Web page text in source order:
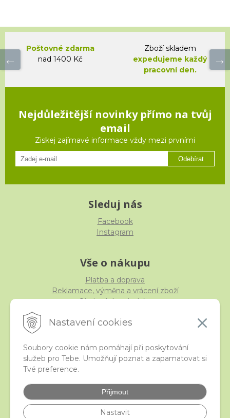
Nastavení cookies
Soubory cookie nám pomáhají při poskytování
služeb pro Tebe. Umožňují poznat a zapamatovat si
Tvé preference.
Přijmout
Nastavit
Poštovné zdarma
nad 1400 Kč
Zboží skladem
expedujeme každý
pracovní den.
Nejdůležitější novinky přímo na tvůj
email
Ziskej zajímavé informace vždy mezi prvními
Odebírat
Sleduj nás
Facebook
Instagram
Vše o nákupu
Platba a doprava
Reklamace, výměna a vrácení zboží
Obchodní podmínky
iStraka
Velkoobchod
Nejčastější otázky
České puncovní značky